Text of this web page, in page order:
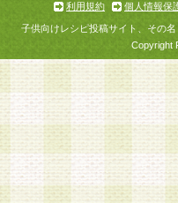
利用規約
個人情報保
子供向けレシピ投稿サイト、その
Copyright